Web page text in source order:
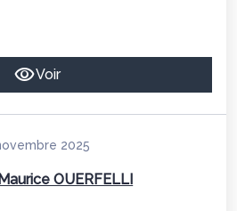
Voir
2025
OUERFELLI